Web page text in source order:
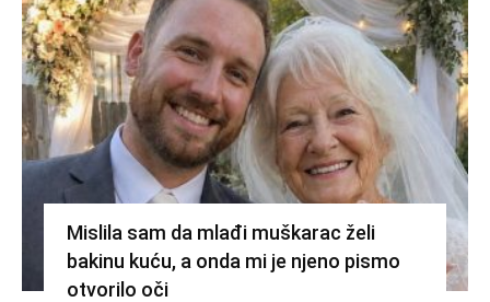
Mislila sam da mlađi muškarac želi
bakinu kuću, a onda mi je njeno pismo
otvorilo oči